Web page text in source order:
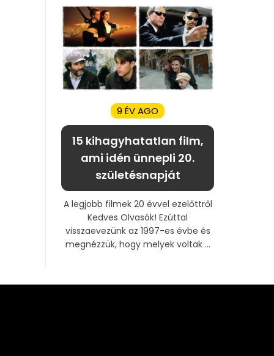
9 ÉV AGO
15 kihagyhatatlan film,
ami idén ünnepli 20.
születésnapját
A legjobb filmek 20 évvel ezelőttről
Kedves Olvasók! Ezúttal
visszaevezünk az 1997-es évbe és
megnézzük, hogy melyek voltak ...